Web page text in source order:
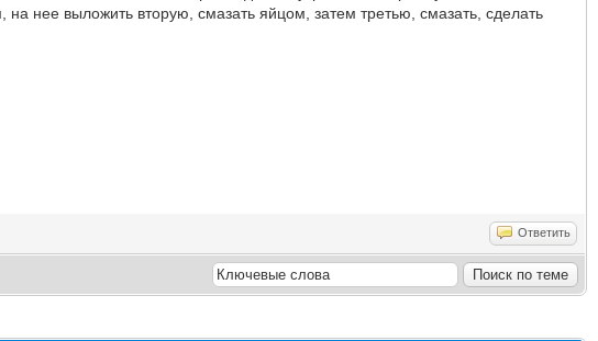
нее выложить вторую, смазать яйцом, затем третью, смазать, сделать
Ответить